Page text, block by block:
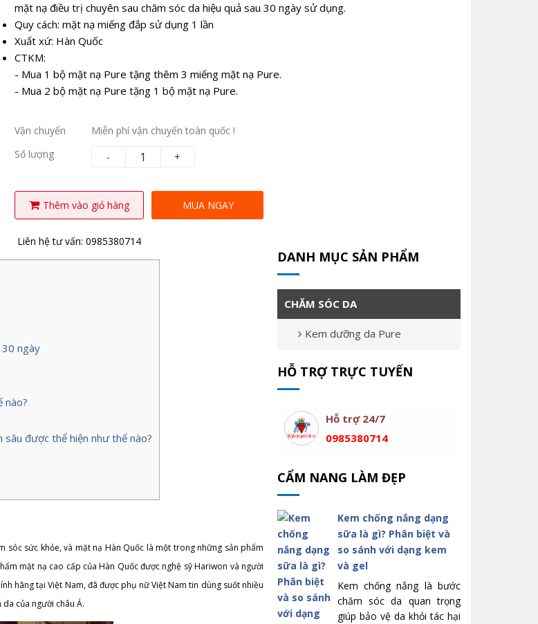
mặt nạ điều trị chuyên sau chăm sóc da hiệu quả sau 30 ngày sử dụng.
Quy cách: mặt nạ miếng đắp sử dụng 1 lần
Xuất xứ: Hàn Quốc
CTKM:
- Mua 1 bộ mặt nạ Pure tặng thêm 3 miếng mặt nạ Pure.
- Mua 2 bộ mặt nạ Pure tặng 1 bộ mặt nạ Pure.
Vận chuyển
Miễn phí vận chuyển toàn quốc !
Số lượng
- +
Thêm vào giỏ hàng MUA NGAY
Liên hệ tư vấn: 0985380714
ngày
nào?
được thể hiện như thế nào?
sức khỏe, và mặt nạ Hàn Quốc là một trong những sản phẩm
mặt nạ cao cấp của Hàn Quốc được nghệ sỹ Hariwon và người
hãng tại Việt Nam, đã được phụ nữ Việt Nam tin dùng suốt nhiều
của người châu Á.
DANH MỤC SẢN PHẨM
CHĂM SÓC DA
Kem dưỡng da Pure
HỖ TRỢ TRỰC TUYẾN
Hỗ trợ 24/7
0985380714
CẨM NANG LÀM ĐẸP
Kem chống nắng dạng
sữa là gì? Phân biệt và
so sánh với dạng kem
và gel
Kem chống nắng là bước
chăm sóc da quan trọng
giúp bảo vệ da khỏi tác hại